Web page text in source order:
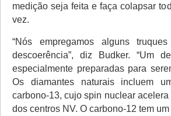
medição seja feita e faça colapsar
vez.
“Nós empregamos alguns
descoerência”, diz Budker. “Um
especialmente preparadas para
Os diamantes naturais incluem
carbono-13, cujo spin nuclear
dos centros NV. O carbono-12 tem